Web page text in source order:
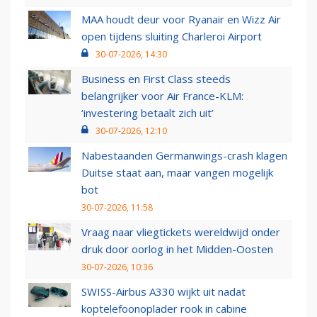
MAA houdt deur voor Ryanair en Wizz Air
open tijdens sluiting Charleroi Airport
30-07-2026, 14:30
Business en First Class steeds
belangrijker voor Air France-KLM:
‘investering betaalt zich uit’
30-07-2026, 12:10
Nabestaanden Germanwings-crash klagen
Duitse staat aan, maar vangen mogelijk
bot
30-07-2026, 11:58
Vraag naar vliegtickets wereldwijd onder
druk door oorlog in het Midden-Oosten
30-07-2026, 10:36
SWISS-Airbus A330 wijkt uit nadat
koptelefoonoplader rook in cabine